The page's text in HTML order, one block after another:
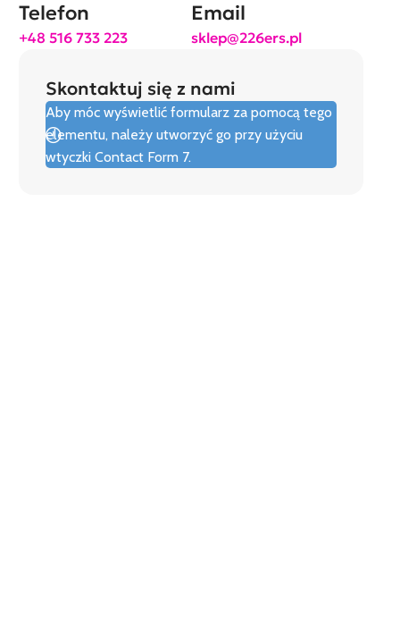
Telefon
+48 516 733 223
Email
sklep@226ers.pl
Skontaktuj się z nami
Aby móc wyświetlić formularz za pomocą tego
elementu, należy utworzyć go przy użyciu
wtyczki Contact Form 7.